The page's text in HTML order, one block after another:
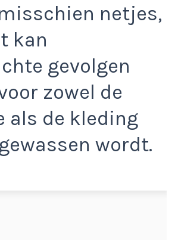
netjes,
kan
gevolgen
zowel de
als de kleding
wordt.